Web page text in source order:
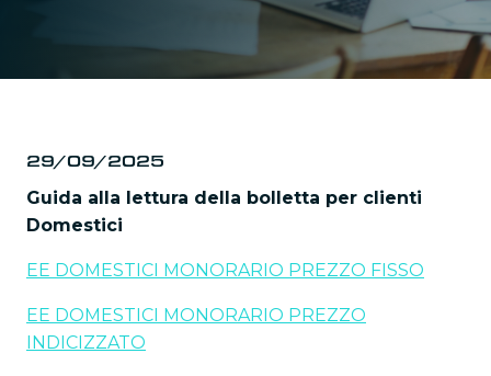
29/09/2025
Guida alla lettura della bolletta per clienti
Domestici
EE DOMESTICI MONORARIO PREZZO FISSO
EE DOMESTICI MONORARIO PREZZO
INDICIZZATO